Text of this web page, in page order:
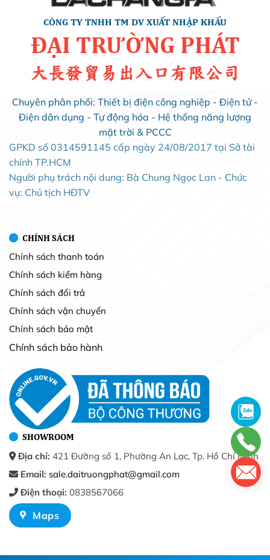
CÔNG TY TNHH TM DV XUẤT NHẬP KHẨU
ĐẠI TRƯỜNG PHÁT
大長發貿易出入口有限公司
Chuyên phân phối: Thiết bị điện công nghiệp - Điện tử -
Điện dân dụng - Tự động hóa - Hệ thống năng lượng
mặt trời & PCCC
GPKD số 0314591145 cấp ngày 24/08/2017 tại Sở tài
chính TP.HCM
Người phụ trách nội dung: Bà Chung Ngọc Lan - Chức
vụ: Chủ tịch HĐTV
CHÍNH SÁCH
Chính sách thanh toán
Chính sách kiểm hàng
Chính sách đổi trả
Chính sách vận chuyển
Chính sách bảo mật
Chính sách bảo hành
SHOWROOM
Địa chỉ: 421 Đường số 1, Phường An Lạc, Tp. Hồ Chí Minh
Email: sale.daitruongphat@gmail.com
Điện thoại: 0838567066
Maps